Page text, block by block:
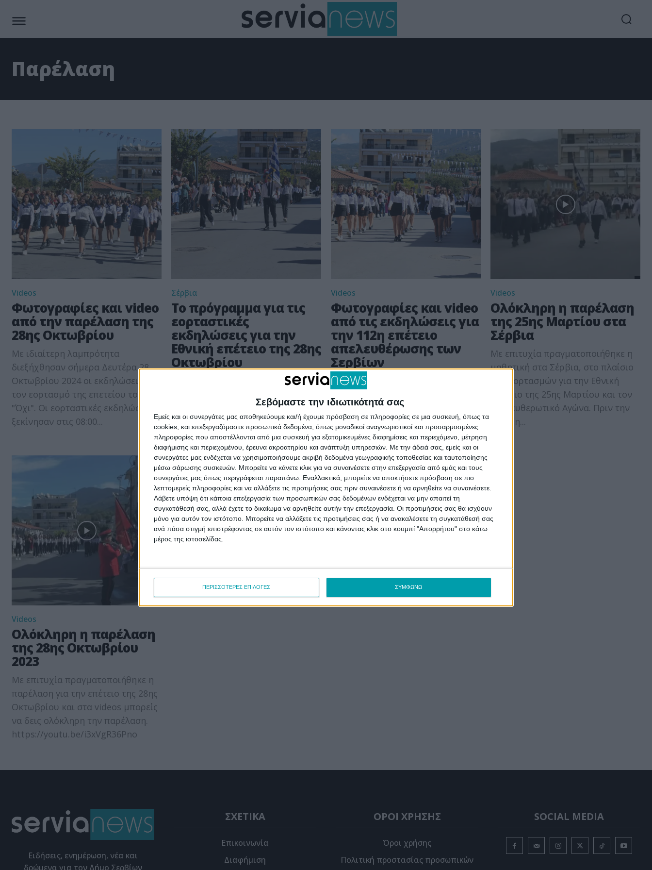
Σεβόμαστε την ιδιωτικότητά σας
Εμείς και οι συνεργάτες μας αποθηκεύουμε και/ή έχουμε πρόσβαση σε πληροφορίες σε μια συσκευή, όπως τα
cookies, και επεξεργαζόμαστε προσωπικά δεδομένα, όπως μοναδικοί αναγνωριστικοί και προσαρμοσμένες
πληροφορίες που αποστέλλονται από μια συσκευή για εξατομικευμένες διαφημίσεις και περιεχόμενο, μέτρηση
διαφήμισης και περιεχομένου, έρευνα ακροατηρίου και ανάπτυξη υπηρεσιών. Με την άδειά σας, εμείς και οι
συνεργάτες μας ενδέχεται να χρησιμοποιήσουμε ακριβή δεδομένα γεωγραφικής τοποθεσίας και ταυτοποίησης
μέσω σάρωσης συσκευών. Μπορείτε να κάνετε κλικ για να συναινέσετε στην επεξεργασία από εμάς και τους
συνεργάτες μας όπως περιγράφεται παραπάνω. Εναλλακτικά, μπορείτε να αποκτήσετε πρόσβαση σε πιο
λεπτομερείς πληροφορίες και να αλλάξετε τις προτιμήσεις σας πριν συναινέσετε ή να αρνηθείτε να συναινέσετε.
Λάβετε υπόψη ότι κάποια επεξεργασία των προσωπικών σας δεδομένων ενδέχεται να μην απαιτεί τη
συγκατάθεσή σας, αλλά έχετε το δικαίωμα να αρνηθείτε αυτήν την επεξεργασία. Οι προτιμήσεις σας θα ισχύουν
μόνο για αυτόν τον ιστότοπο. Μπορείτε να αλλάξετε τις προτιμήσεις σας ή να ανακαλέσετε τη συγκατάθεσή σας
ανά πάσα στιγμή επιστρέφοντας σε αυτόν τον ιστότοπο και κάνοντας κλικ στο κουμπί "Απορρήτου" στο κάτω
μέρος της ιστοσελίδας.
ΠΕΡΙΣΣΟΤΕΡΕΣ ΕΠΙΛΟΓΕΣ ΣΥΜΦΩΝΩ
Παρέλαση
Videos
Φωτογραφίες και video
από την παρέλαση της
28ης Οκτωβρίου
Με ιδιαίτερη λαμπρότητα
διεξήχθησαν σήμερα Δευτέρα 28
Οκτωβρίου 2024 οι εκδηλώσεις για
τον εορτασμό της επετείου του
"Όχι". Οι εορταστικές εκδηλώσεις
ξεκίνησαν στις 08:00...
Σέρβια
Το πρόγραμμα για τις
εορταστικές
εκδηλώσεις για την
Εθνική επέτειο της 28ης
Οκτωβρίου
Δευτέρα 28 Οκτωβρίου 2024 08:00
Λειτουργία στον Ιερό Ναό Αγίου
Γεωργίου 10:00 Επίσημη Δοξολογία
10:30 Επιμνημόσυνη δέηση υπέρ
των...
Videos
Φωτογραφίες και video
από τις εκδηλώσεις για
την 112η επέτειο
απελευθέρωσης των
Σερβίων
Με συγκίνηση και υπερηφάνεια
εκδηλώσεις του Δήμου Σερβίων για
την 112η επέτειο απελευθέρωσης
της πόλης. Οι εκδηλώσεις
ξεκίνησαν με την έπαρση...
Videos
Ολόκληρη η παρέλαση
της 25ης Μαρτίου στα
Σέρβια
Με επιτυχία πραγματοποιήθηκε η
μαθητική στα Σέρβια, στο πλαίσιο
των εορτασμών για την Εθνική
Επέτειο της 25ης Μαρτίου και τον
Απελευθερωτικό Αγώνα. Πριν την
έναρξη...
Videos
Ολόκληρη η παρέλαση
της 28ης Οκτωβρίου
2023
Με επιτυχία πραγματοποιήθηκε η
παρέλαση για την επέτειο της 28ης
Οκτωβρίου και στα videos μπορείς
να δεις ολόκληρη την παρέλαση.
https://youtu.be/i3xVgR36Pno
Eιδήσεις, ενημέρωση, νέα και
δρώμενα για τον Δήμο Σερβίων
ΣΧΕΤΙΚΑ
Επικοινωνία
Διαφήμιση
ΟΡΟΙ ΧΡΗΣΗΣ
Όροι χρήσης
Πολιτική προστασίας προσωπικών
SOCIAL MEDIA